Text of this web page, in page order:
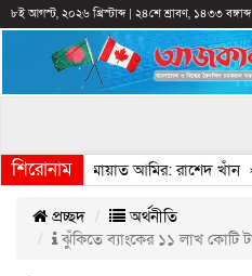
৮ই আগস্ট, ২০২৬ খ্রিস্টাব্দ| ২৪শে শ্রাবণ, ১৪৩৩ বঙ্গাব্দ
শিরোনাম
করেন জামায়াত আমির: রাশেদ খাঁন »
প্রচ্ছদ
অর্থনীতি
ঝুঁকিতে ব্যাংকের ১১ লাখ কোটি